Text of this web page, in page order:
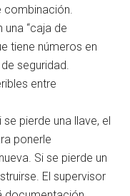
combinación.
“caja de
tiene números en
seguridad.
entre
pierde una llave, el
ponerle
Si se pierde un
El supervisor